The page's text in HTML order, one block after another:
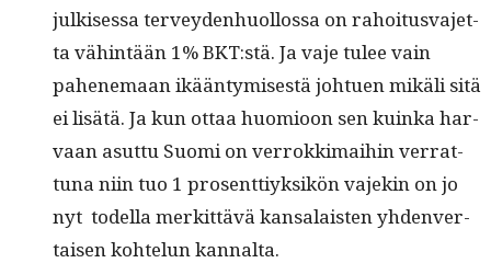
julkises­sa ter­vey­den­huol­los­sa on rahoi­tus­va­jet­
ta vähin­tään 1% BKT:stä. Ja vaje tulee vain
pahen­e­maan ikään­tymis­es­tä johtuen mikäli sitä
ei lisätä. Ja kun ottaa huomioon sen kuin­ka har­
vaan asut­tu Suo­mi on ver­rokki­mai­hin ver­rat­
tuna niin tuo 1 pros­ent­tiyk­sikön vajekin on jo
nyt todel­la merkit­tävä kansalais­ten yhden­ver­
taisen kohtelun kannalta.